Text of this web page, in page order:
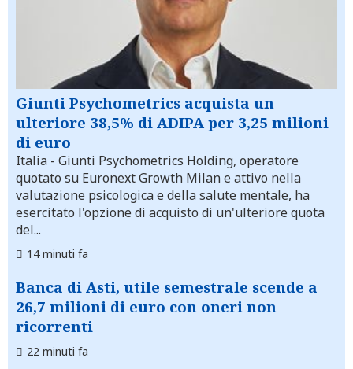
Giunti Psychometrics acquista un
ulteriore 38,5% di ADIPA per 3,25 milioni
di euro
Italia - Giunti Psychometrics Holding, operatore
quotato su Euronext Growth Milan e attivo nella
valutazione psicologica e della salute mentale, ha
esercitato l'opzione di acquisto di un'ulteriore quota
del...
14 minuti fa
Banca di Asti, utile semestrale scende a
26,7 milioni di euro con oneri non
ricorrenti
22 minuti fa